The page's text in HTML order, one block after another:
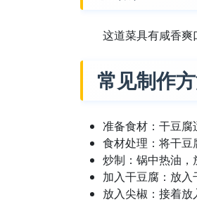
这道菜具有咸香爽
常见制作
准备食材：干豆腐
食材处理：将干豆
炒制：锅中热油，
加入干豆腐：放入
放入尖椒：接着放